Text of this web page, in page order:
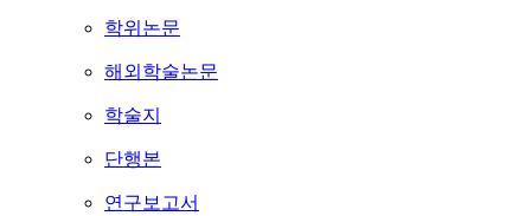
학위논문
해외학술논문
학술지
단행본
연구보고서